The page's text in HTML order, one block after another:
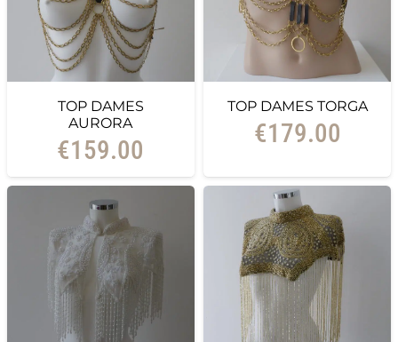
TOP DAMES
AURORA
€159.00
TOP DAMES TORGA
€179.00